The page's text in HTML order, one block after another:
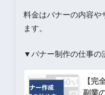
料金はバナーの内容や
ます。
▼バナー制作の仕事の
【完
副業